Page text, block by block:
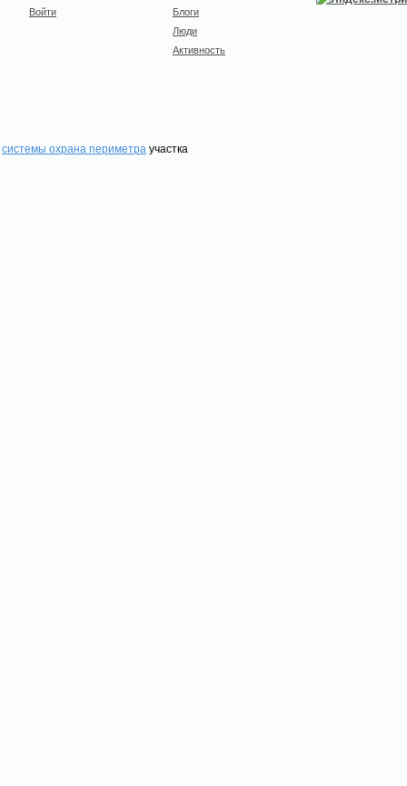
Войти
Блоги
Люди
Активность
системы охрана периметра участка